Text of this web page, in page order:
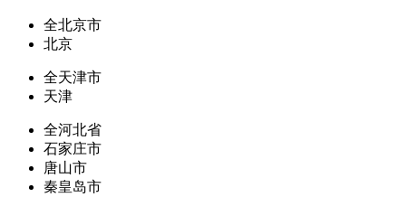
全北京市
北京
全天津市
天津
全河北省
石家庄市
唐山市
秦皇岛市